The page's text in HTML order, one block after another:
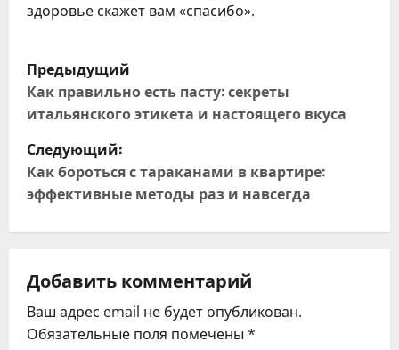
здоровье скажет вам «спасибо».
Н
а
в
и
г
ц
и
Предыдущий
Как правильно есть пасту: секреты
итальянского этикета и настоящего вкуса
Следующий:
Как бороться с тараканами в квартире:
эффективные методы раз и навсегда
Добавить комментарий
Ваш адрес email не будет опубликован.
Обязательные поля помечены *